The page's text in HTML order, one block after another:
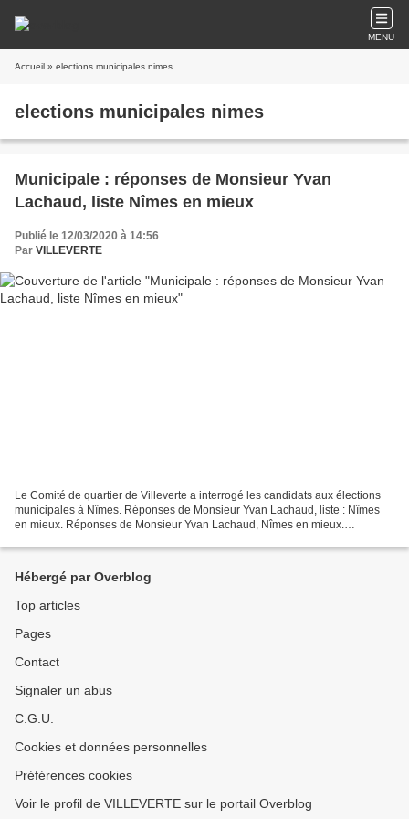
MENU
Accueil » elections municipales nimes
elections municipales nimes
Municipale : réponses de Monsieur Yvan
Lachaud, liste Nîmes en mieux
Publié le 12/03/2020 à 14:56
Par VILLEVERTE
Le Comité de quartier de Villeverte a interrogé les candidats aux élections
municipales à Nîmes. Réponses de Monsieur Yvan Lachaud, liste : Nîmes
en mieux. Réponses de Monsieur Yvan Lachaud, Nîmes en mieux.
Hébergé par Overblog
Top articles
Pages
Contact
Signaler un abus
C.G.U.
Cookies et données personnelles
Préférences cookies
Voir le profil de VILLEVERTE sur le portail Overblog